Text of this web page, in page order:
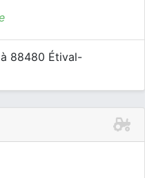
88480 Étival-